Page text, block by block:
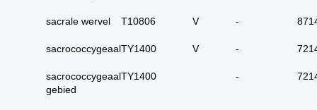
plaveiselcel-
sacrale wervel T10806 V -
sacrococcygeaalTY1400 V -
sacrococcygeaal
gebied
TY1400 -